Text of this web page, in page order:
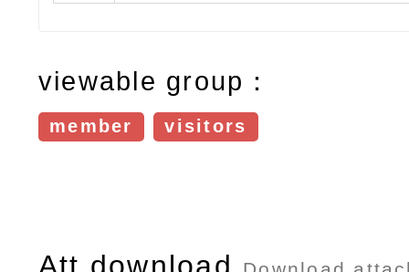
viewable group：
member visitors